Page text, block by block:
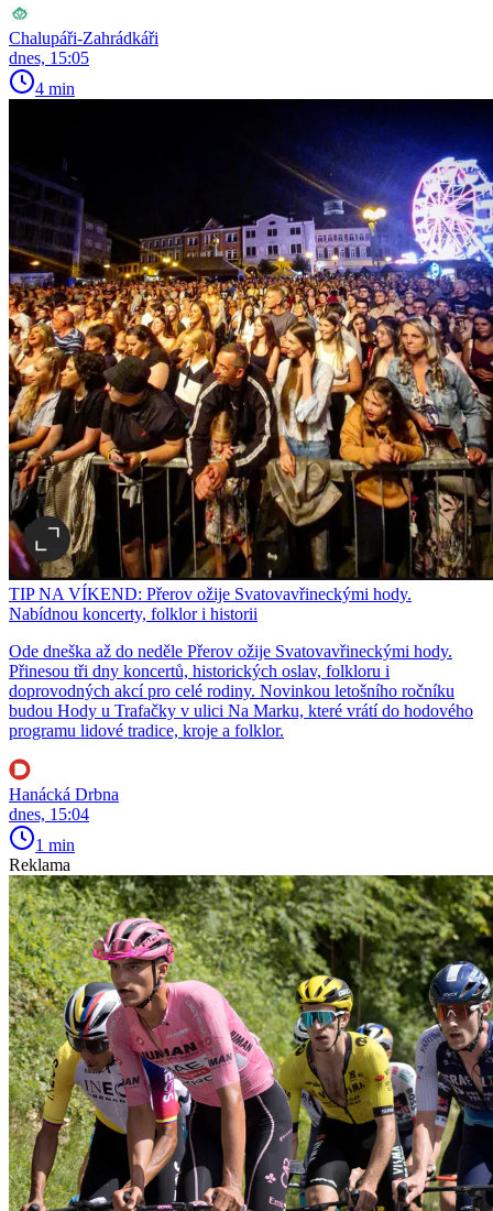
Chalupáři-Zahrádkáři
dnes, 15:05
4 min
TIP NA VÍKEND: Přerov ožije Svatovavřineckými hody.
Nabídnou koncerty, folklor i historii
Ode dneška až do neděle Přerov ožije Svatovavřineckými hody.
Přinesou tři dny koncertů, historických oslav, folkloru i
doprovodných akcí pro celé rodiny. Novinkou letošního ročníku
budou Hody u Trafačky v ulici Na Marku, které vrátí do hodového
programu lidové tradice, kroje a folklor.
Hanácká Drbna
dnes, 15:04
1 min
Reklama